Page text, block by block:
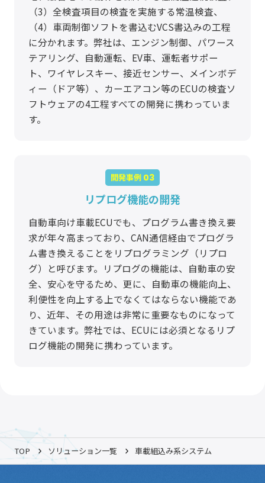
（3）全検査項目の検査を実施する常温検査、
（4）車両制御ソフトを書込むVCS書込みの工程
に分かれます。弊社は、エンジン制御、パワース
テアリング、自動運転、EV車、運転者サポー
ト、ワイヤレスキー、接近センサー、メインボデ
ィー（ドア等）、カーエアコン等のECUの検査ソ
フトウェアの4工程すべての開発に携わっていま
す。
開発事例
リプログ機能の開発
自動車向け車載ECUでも、プログラム書き換え要
求が年々高まっており、CAN通信経由でプログラ
ム書き換えることをリプログラミング（リプロ
グ）と呼びます。リプログの機能は、自動車の安
全、安心を守るため、更に、自動車の機能向上、
利便性を向上する上でなくてはならない機能であ
り、近年、その用途は非常に重要なものになって
きています。弊社では、ECUには必須となるリプ
ログ機能の開発に携わっています。
TOP ソリューション一覧 車載組込み系システム